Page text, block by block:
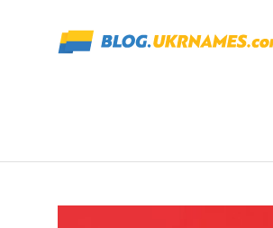
содержимому